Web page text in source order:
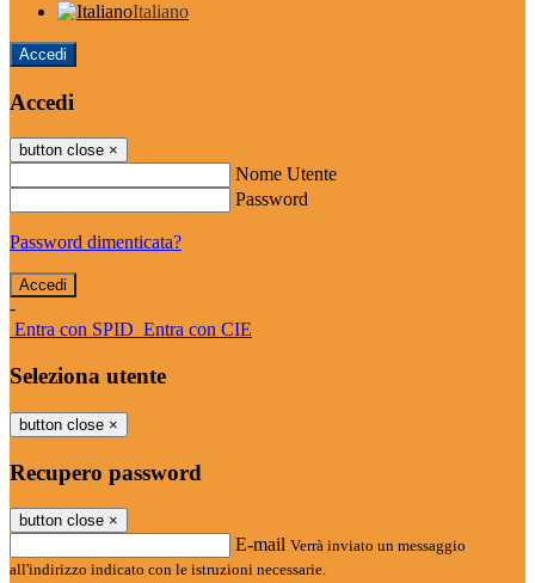
Italiano
Accedi
Accedi
button close ×
Nome Utente
Password
Password dimenticata?
-
Entra con SPID Entra con CIE
Seleziona utente
button close ×
Recupero password
button close ×
E-mail Verrà inviato un messaggio
all'indirizzo indicato con le istruzioni necessarie.